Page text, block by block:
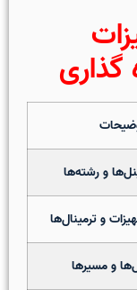
و رشته‌ها
و ترمینال‌ها
و مسیرها